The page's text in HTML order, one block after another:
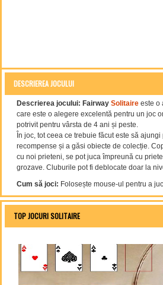
DESCRIEREA JOCULUI
Descrierea jocului: Fairway Solitaire este o
care este o alegere excelentă pentru un joc
potrivit pentru vârsta de 4 ani și peste.
În joc, tot ceea ce trebuie făcut este să
recompense și a găsi obiecte de colecție.
cu noi prieteni, se pot juca împreună cu
grozave. Cluburile pot fi deblocate doar la
Cum să joci: Folosește mouse-ul pentru a
TOP JOCURI SOLITAIRE